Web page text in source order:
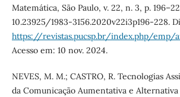
Matemática, São Paulo, v. 22, n. 3, p.
10.23925/1983-3156.2020v22i3p196-228.
https://revistas.pucsp.br/index.php/emp/
Acesso em: 10 nov. 2024.
NEVES, M. M.; CASTRO, R. Tecnologias
da Comunicação Aumentativa e